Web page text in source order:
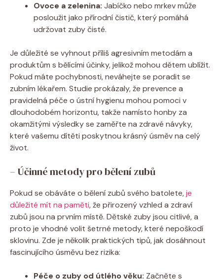
Ovoce a zelenina: Jabíčko nebo mrkev může
posloužit jako přírodní čistič, který pomáhá
udržovat zuby čisté.
Je důležité se vyhnout příliš agresivním metodám a
produktům s bělícími účinky, jelikož mohou dětem ublížit.
Pokud máte pochybnosti, neváhejte se poradit se
zubním lékařem. Studie prokázaly, že prevence a
pravidelná péče o ústní hygienu mohou pomoci v
dlouhodobém horizontu, takže namísto honby za
okamžitými výsledky se zaměřte na zdravé návyky,
které vašemu dítěti poskytnou krásný úsměv na celý
život.
– Účinné metody pro bělení zubů
Pokud se obáváte o bělení zubů svého batolete,je
důležité mít na paměti, že přirozený vzhled a zdraví
zubů jsou na prvním místě. Dětské zuby jsou citlivé, a
proto je vhodné volit šetrné metody, které nepoškodí
sklovinu. Zde je několik praktických tipů, jak dosáhnout
fascinujícího úsměvu bez rizika:
Péče o zuby od útlého věku: Začněte s